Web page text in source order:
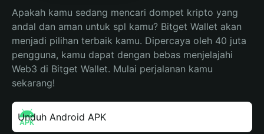
Apakah kamu sedang mencari dompet kripto yang
andal dan aman untuk spl kamu? Bitget Wallet akan
menjadi pilihan terbaik kamu. Dipercaya oleh 40 juta
pengguna, kamu dapat dengan bebas menjelajahi
Web3 di Bitget Wallet. Mulai perjalanan kamu
sekarang!
Unduh Android APK